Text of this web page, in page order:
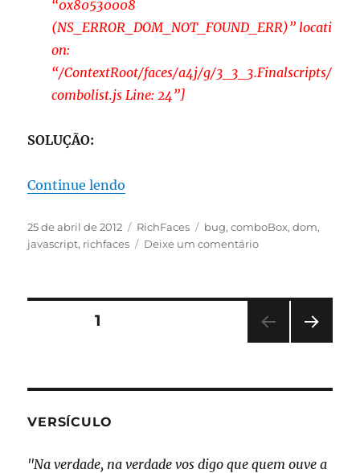
“0x80530008
(NS_ERROR_DOM_NOT_FOUND_ERR)” locati
on:
“/ContextRoot/faces/a4j/g/3_3_3.Finalscripts/
combolist.js Line: 24”]
SOLUÇÃO:
Continue lendo
Publicado
em
25 de abril de 2012 Categorias
RichFaces Tags
bug,comboBox,dom,
javascript, richfaces Deixe um comentárioem
Paginação
posts
PÁGINA1
NA
VERSÍCULO
"Na verdade, na verdade vos digo que quem ouve a